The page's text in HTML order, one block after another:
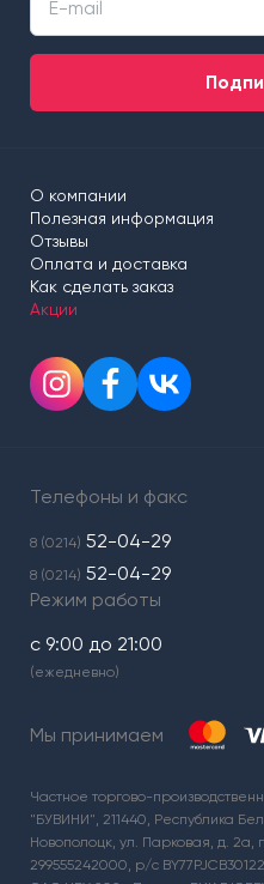
О компании
Полезная информация
Отзывы
Оплата и доставка
Как сделать заказ
Акции
Телефоны и факс
8 (0214) 52-04-29
8 (0214) 52-04-29
Режим работы
с 9:00 до 21:00
(ежедневно)
Мы принимаем
Частное торгово-
"БУВИНИ", 211440, Республика
Новополоцк, ул. Парковая, д. 2а,
299555242000, р/с